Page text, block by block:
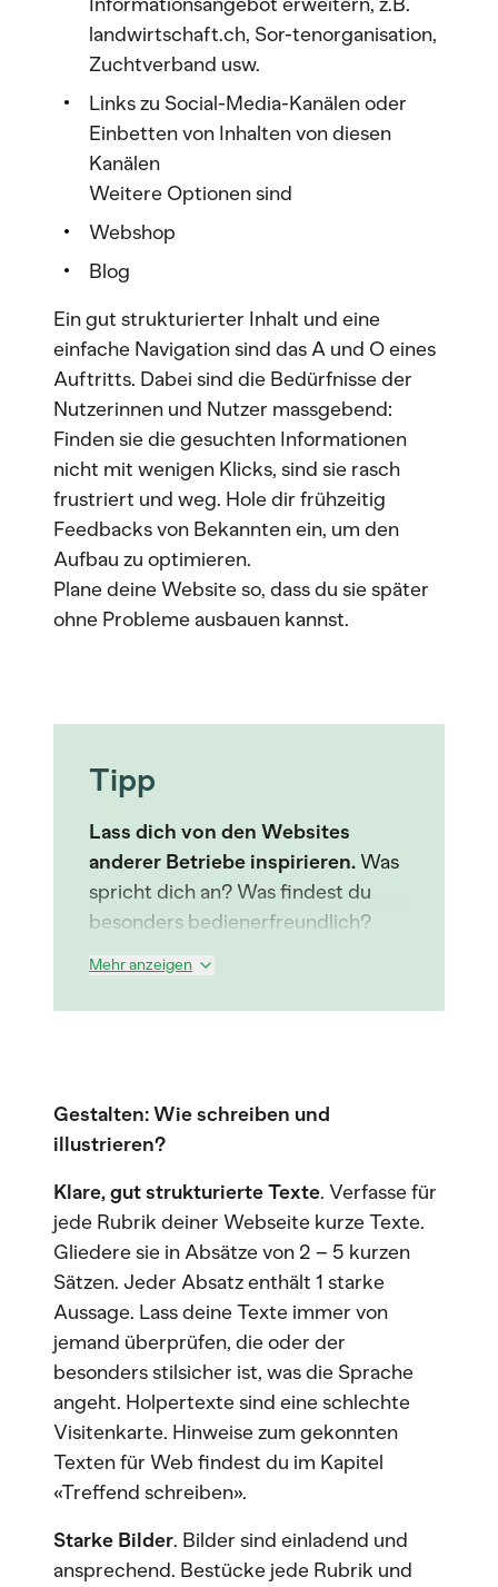
landwirtschaft.ch, Sor-tenorganisation,
Zuchtverband usw.
Links zu Social-Media-Kanälen oder
Einbetten von Inhalten von diesen
Kanälen
Weitere Optionen sind
Webshop
Blog
Ein gut strukturierter Inhalt und eine
einfache Navigation sind das A und O eines
Auftritts. Dabei sind die Bedürfnisse der
Nutzerinnen und Nutzer massgebend:
Finden sie die gesuchten Informationen
nicht mit wenigen Klicks, sind sie rasch
frustriert und weg. Hole dir frühzeitig
Feedbacks von Bekannten ein, um den
Aufbau zu optimieren.
Plane deine Website so, dass du sie später
ohne Probleme ausbauen kannst.
Tipp
Lass dich von den Websites
anderer Betriebe inspirieren.Was
spricht dich an? Was findest du
besonders bedienerfreundlich?
Mehr anzeigen
Gestalten: Wie schreiben und
illustrieren?
Klare, gut strukturierte Texte. Verfasse für
jede Rubrik deiner Webseite kurze Texte.
Gliedere sie in Absätze von 2 – 5 kurzen
Sätzen. Jeder Absatz enthält 1 starke
Aussage. Lass deine Texte immer von
jemand überprüfen, die oder der
besonders stilsicher ist, was die Sprache
angeht. Holpertexte sind eine schlechte
Visitenkarte. Hinweise zum gekonnten
Texten für Web findest du im Kapitel
«Treffend schreiben».
Starke Bilder. Bilder sind einladend und
ansprechend. Bestücke jede Rubrik und